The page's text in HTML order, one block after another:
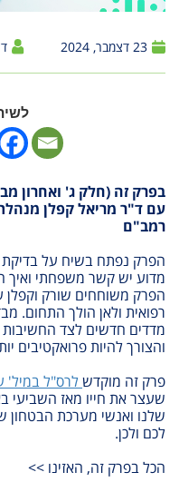
23 דצמבר, 2024
בפרק זה (חלק ג' ואחרון
עם ד"ר מריאל קפלן
רמב"ם
הפרק משוחחים שורק
רפואית ולאן הולך התחום.
מדדים חדשים לצד
והצורך להיות פרואקטיבים
פרק זה מוקדשלרס"ל במיל'
שעצר את חייו מאז השביעי
שלנו ואנשי מערכת הבטחון
לכם ולכן.
הכל בפרק זה, האזינו >>